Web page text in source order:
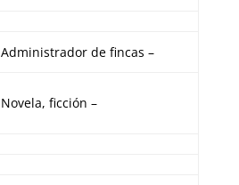
Administrador de fincas –
Novela, ficción –